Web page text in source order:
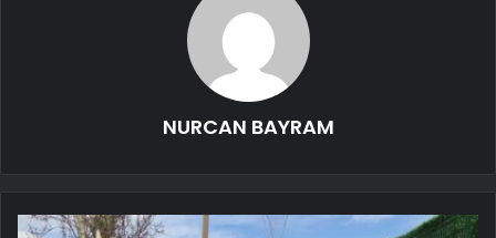
NURCAN BAYRAM